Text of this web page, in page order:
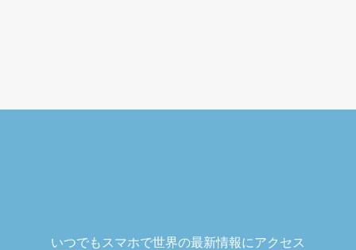
いつでもスマホで世界の最新情報にアクセス